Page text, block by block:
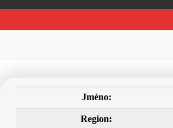
Jméno:
Region: